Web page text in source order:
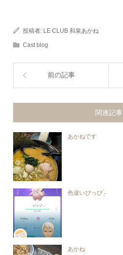
投稿者: LE CLUB 和泉あかね
Cast blog
前の記事
関連記事
あかねです
色違いぴっぴ ̖́-‬
あかね